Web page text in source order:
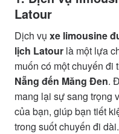
Latour
Dịch vụ xe limousine
lịch Latour là một lựa
muốn có một chuyến đi
Nẵng đến Măng Đen.
mang lại sự sang trọng
của bạn, giúp bạn tiết
trong suốt chuyến đi dài.